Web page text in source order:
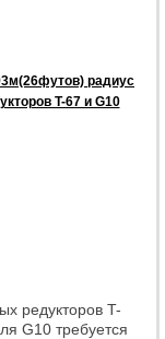
радиус
T-67 и G10
редукторов T-
G10 требуется